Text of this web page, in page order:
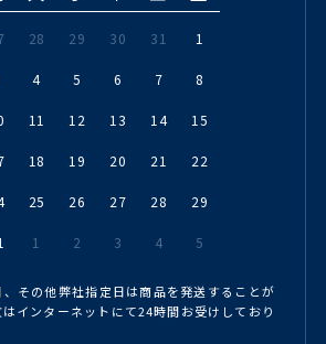
28 29 30 31 1
4 5 6 7 8
11 12 13 14 15
18 19 20 21 22
25 26 27 28 29
1 2 3 4 5
その他弊社指定日は商品を発送することが
インターネットにて24時間お受けしており